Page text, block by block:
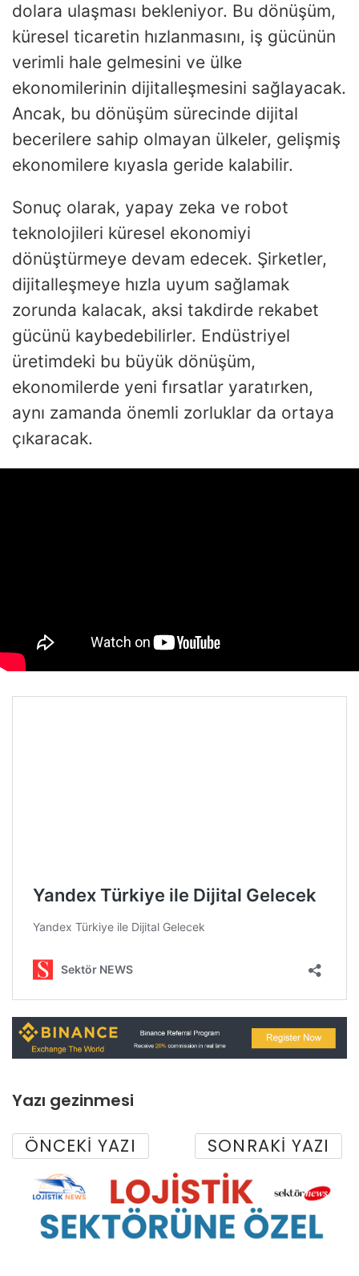
dolara ulaşması bekleniyor. Bu dönüşüm,
küresel ticaretin hızlanmasını, iş gücünün
verimli hale gelmesini ve ülke
ekonomilerinin dijitalleşmesini sağlayacak.
Ancak, bu dönüşüm sürecinde dijital
becerilere sahip olmayan ülkeler, gelişmiş
ekonomilere kıyasla geride kalabilir.
Sonuç olarak, yapay zeka ve robot
teknolojileri küresel ekonomiyi
dönüştürmeye devam edecek. Şirketler,
dijitalleşmeye hızla uyum sağlamak
zorunda kalacak, aksi takdirde rekabet
gücünü kaybedebilirler. Endüstriyel
üretimdeki bu büyük dönüşüm,
ekonomilerde yeni fırsatlar yaratırken,
aynı zamanda önemli zorluklar da ortaya
çıkaracak.
Yazı gezinmesi
ÖNCEKI YAZI SONRAKI YAZI